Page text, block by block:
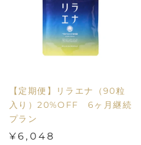
【定期便】リラエナ（90粒
入り）20%OFF 6ヶ月継続
プラン
¥6,048